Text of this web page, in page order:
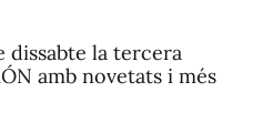
dissabte la tercera
amb novetats i més